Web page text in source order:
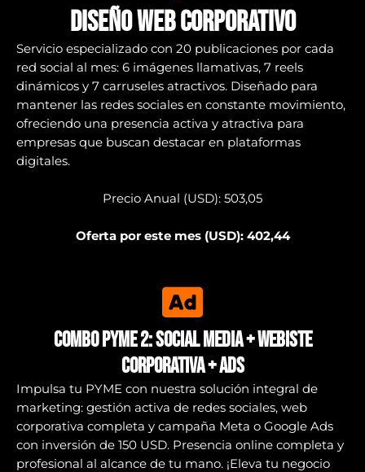
Diseño web corporativo
Servicio especializado con 20 publicaciones por cada
red social al mes: 6 imágenes llamativas, 7 reels
dinámicos y 7 carruseles atractivos. Diseñado para
mantener las redes sociales en constante movimiento,
ofreciendo una presencia activa y atractiva para
empresas que buscan destacar en plataformas
digitales.
Precio Anual (USD): 503,05
Oferta por este mes (USD): 402,44
Combo PYME 2: Social Media + Webiste
corporativa + Ads
Impulsa tu PYME con nuestra solución integral de
marketing: gestión activa de redes sociales, web
corporativa completa y campaña Meta o Google Ads
con inversión de 150 USD. Presencia online completa y
profesional al alcance de tu mano. ¡Eleva tu negocio